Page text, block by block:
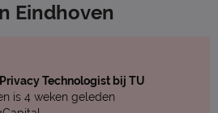
Eindhoven
Technologist bij TU
is 4 weken geleden